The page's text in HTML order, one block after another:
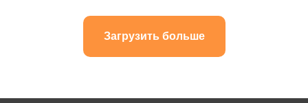
Загрузить больше